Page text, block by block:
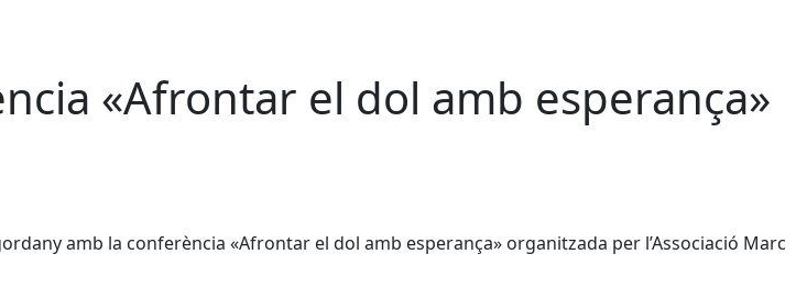
«Afrontar el dol amb esperança»
amb la conferència «Afrontar el dol amb esperança» organitzada per l’Associació Marc